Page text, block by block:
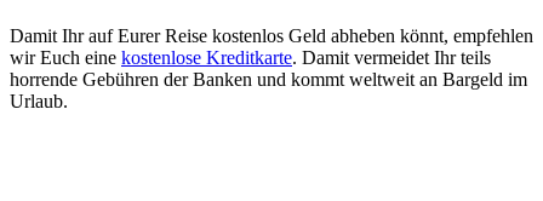
Damit Ihr auf Eurer Reise kostenlos Geld abheben könnt, empfehlen
wir Euch eine kostenlose Kreditkarte. Damit vermeidet Ihr teils
horrende Gebühren der Banken und kommt weltweit an Bargeld im
Urlaub.